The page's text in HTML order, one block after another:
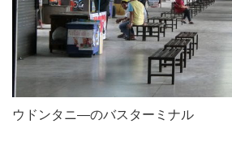
ウドンタニ―のバスターミナル